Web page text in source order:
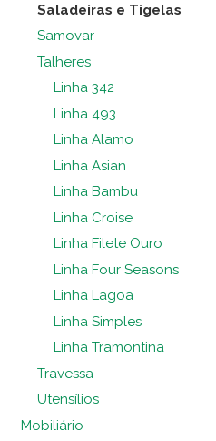
Saladeiras e Tigelas
Samovar
Talheres
Linha 342
Linha 493
Linha Alamo
Linha Asian
Linha Bambu
Linha Croise
Linha Filete Ouro
Linha Four Seasons
Linha Lagoa
Linha Simples
Linha Tramontina
Travessa
Utensílios
Mobiliário